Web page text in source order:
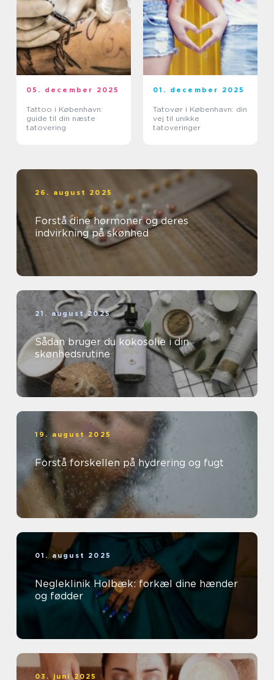
05. december 2025
Tattoo i København:
guide til din næste
tatovering
01. december 2025
Tatovør i København: din
vej til unikke
tatoveringer
26. august 2025
Forstå dine hormoner og deres
indvirkning på skønhed
21. august 2025
Sådan bruger du kokosolie i din
skønhedsrutine
19. august 2025
Forstå forskellen på hydrering og fugt
01. august 2025
Negleklinik Holbæk: forkæl dine hænder
og fødder
03. juni 2025